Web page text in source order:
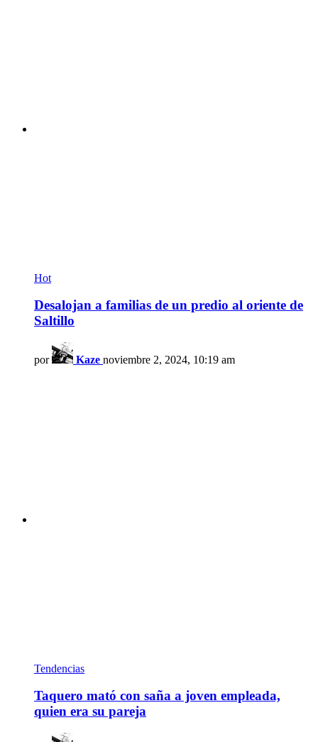
Hot
Desalojan a familias de un predio al oriente de
Saltillo
por Kaze noviembre 2, 2024, 10:19 am
Tendencias
Taquero mató con saña a joven empleada,
quien era su pareja